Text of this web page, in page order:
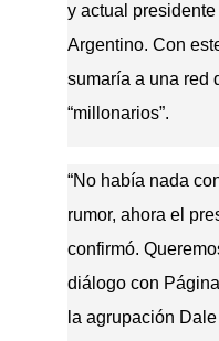
y actual
Argentino. Con
sumaría a una red
“millonarios”.
“No había nada
rumor, ahora el
confirmó.
diálogo con
la agrupación